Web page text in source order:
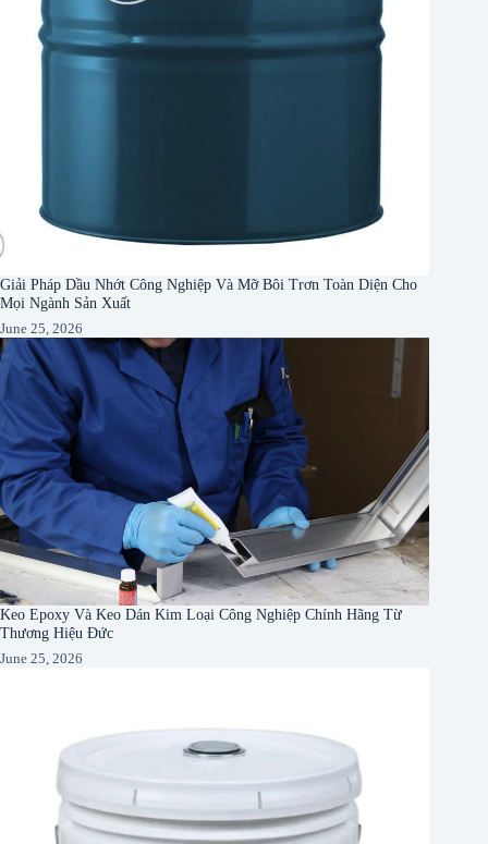
Giải Pháp Dầu Nhớt Công Nghiệp Và Mỡ Bôi Trơn Toàn Diện Cho
Mọi Ngành Sản Xuất
June 25, 2026
Keo Epoxy Và Keo Dán Kim Loại Công Nghiệp Chính Hãng Từ
Thương Hiệu Đức
June 25, 2026